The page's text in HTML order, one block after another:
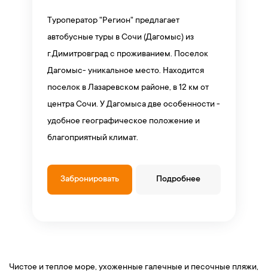
Туроператор "Регион" предлагает
автобусные туры в Сочи (Дагомыс) из
г.Димитровград с проживанием. Поселок
Дагомыс- уникальное место. Находится
поселок в Лазаревском районе, в 12 км от
центра Сочи. У Дагомыса две особенности -
удобное географическое положение и
благоприятный климат.
Забронировать Подробнее
Чистое и теплое море, ухоженные галечные и песочные пляжи,